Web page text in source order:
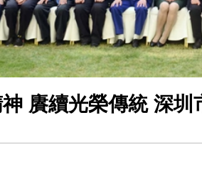
賡續光榮傳統 深